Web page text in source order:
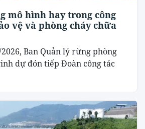
mô hình hay trong công
vệ và phòng cháy chữa
Ban Quản lý rừng phòng
dự đón tiếp Đoàn công tác